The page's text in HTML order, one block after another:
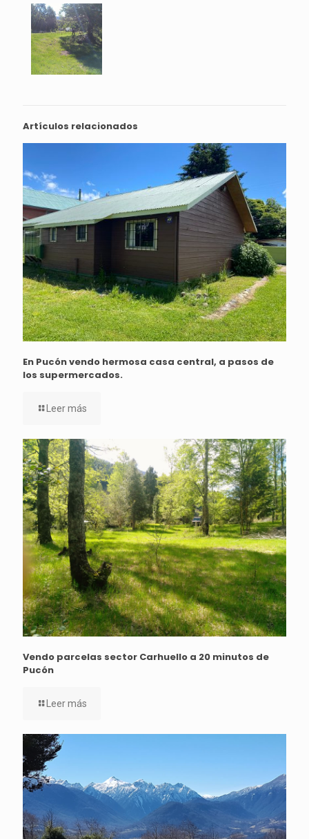
Artículos relacionados
En Pucón vendo hermosa casa central, a pasos de
los supermercados.
Leer más
Vendo parcelas sector Carhuello a 20 minutos de
Pucón
Leer más